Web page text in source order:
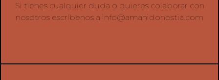
Si tienes cualquier duda o quieres colaborar con
nosotros escríbenos a info@amanidonostia.com